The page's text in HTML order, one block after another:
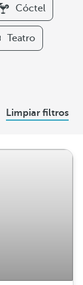
Cóctel
Teatro
Limpiar filtros